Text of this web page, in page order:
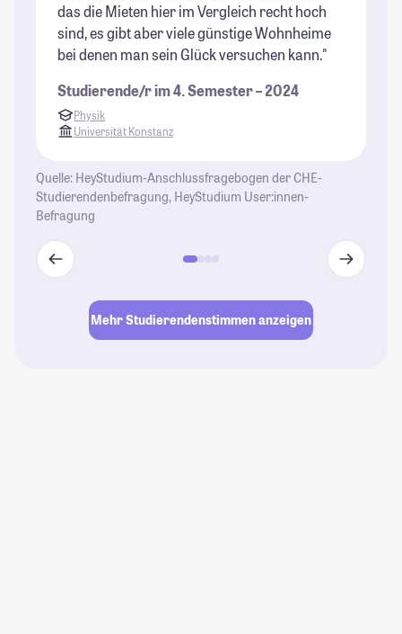
das die Mieten hier im Vergleich recht hoch
sind, es gibt aber viele günstige Wohnheime
bei denen man sein Glück versuchen kann."
Studierende/r im 4. Semester – 2024
Physik
Universität Konstanz
Quelle: HeyStudium-Anschlussfragebogen der CHE-
Studierendenbefragung, HeyStudium User:innen-
Befragung
Mehr Studierendenstimmen anzeigen